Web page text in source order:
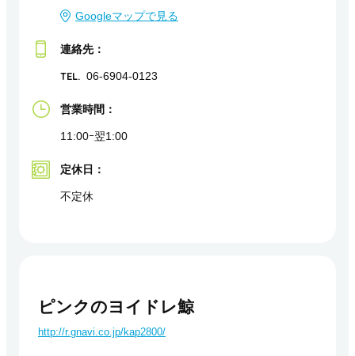
Googleマップで見る
連絡先：
TEL. 06-6904-0123
営業時間：
11:00ｰ翌1:00
定休日：
不定休
ピンクのヨイドレ鯨
http://r.gnavi.co.jp/kap2800/